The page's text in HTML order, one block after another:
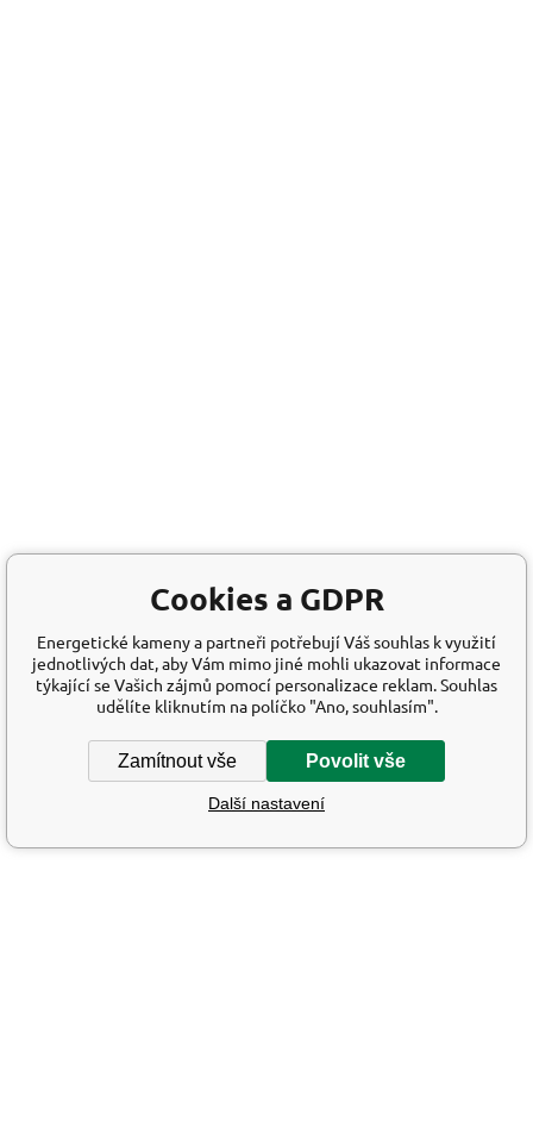
Cookies a GDPR
Energetické kameny a partneři potřebují Váš souhlas k využití
jednotlivých dat, aby Vám mimo jiné mohli ukazovat informace
týkající se Vašich zájmů pomocí personalizace reklam. Souhlas
udělíte kliknutím na políčko "Ano, souhlasím".
Zamítnout vše Povolit vše
Další nastavení